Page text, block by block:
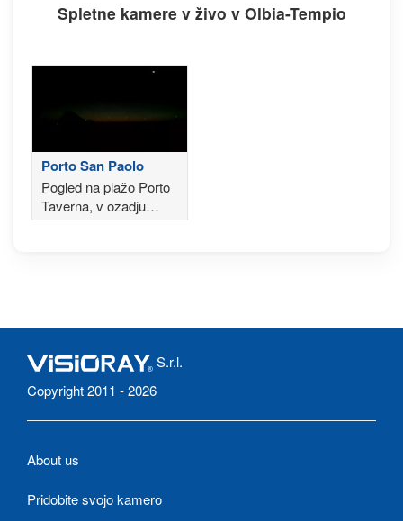
Spletne kamere v živo v Olbia-Tempio
Porto San Paolo
Pogled na plažo Porto
Taverna, v ozadju
otoka Tavolara in
S.r.l.
Copyright 2011 - 2026
About us
Pridobite svojo kamero